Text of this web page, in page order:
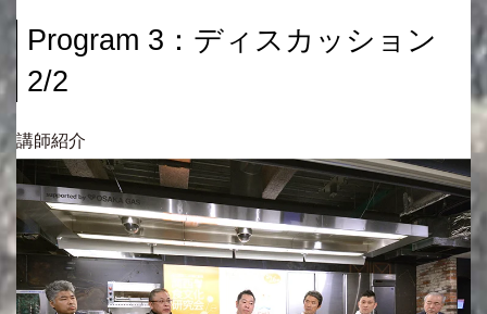
Program 3：ディスカッション
2/2
講師紹介